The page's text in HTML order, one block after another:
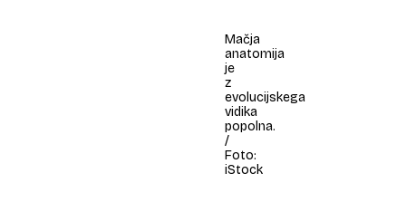
Mačja
anatomija
je
z
evolucijskega
vidika
popolna.
/
Foto:
iStock